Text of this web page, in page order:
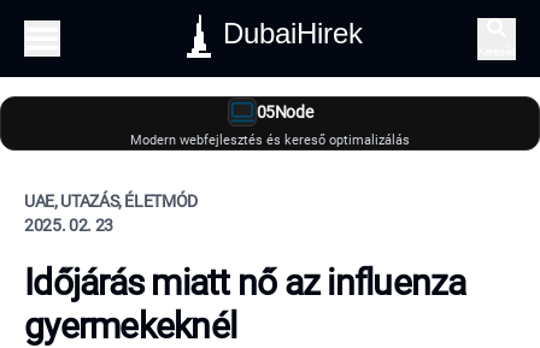
DubaiHirek
05Node
Modern webfejlesztés és kereső optimalizálás
UAE, UTAZÁS, ÉLETMÓD
2025. 02. 23
Időjárás miatt nő az influenza
gyermekeknél